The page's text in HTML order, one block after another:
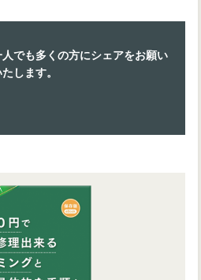
でも多くの方にシェアをお願い
します。